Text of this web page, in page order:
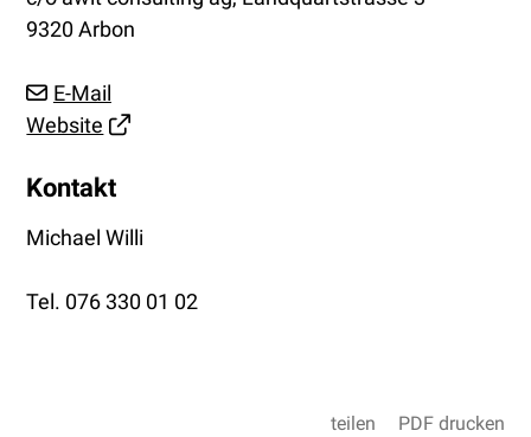
9320 Arbon
E-Mail
Website
Kontakt
Michael Willi
Tel. 076 330 01 02‬
teilen PDF drucken